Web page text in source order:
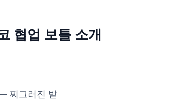
협업 보틀 소개
찌그러진 밭